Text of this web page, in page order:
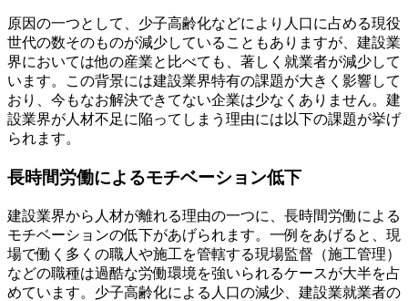
原因の一つとして、少子高齢化などにより人口に占める現役
世代の数そのものが減少していることもありますが、建設業
界においては他の産業と比べても、著しく就業者が減少して
います。この背景には建設業界特有の課題が大きく影響して
おり、今もなお解決できてない企業は少なくありません。建
設業界が人材不足に陥ってしまう理由には以下の課題が挙げ
られます。
長時間労働によるモチベーション低下
建設業界から人材が離れる理由の一つに、長時間労働による
モチベーションの低下があげられます。一例をあげると、現
場で働く多くの職人や施工を管轄する現場監督（施工管理）
などの職種は過酷な労働環境を強いられるケースが大半を占
めています。少子高齢化による人口の減少、建設業就業者の